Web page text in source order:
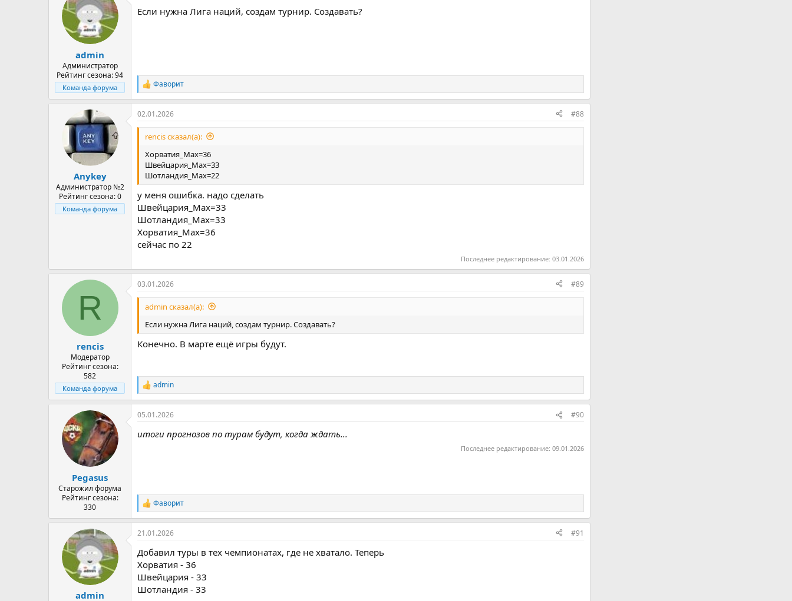
и
admin
Администратор
Рейтинг сезона: 94
Команда форума
Если нужна Лига наций, создам турнир. Создавать?
Р
е
а
к
ц
и
Фаворит
Anykey
Администратор №2
Рейтинг сезона: 0
Команда форума
02.01.2026 #88
rencis сказал(а):
Хорватия_Max=36
Швейцария_Max=33
Шотландия_Max=22
у меня ошибка. надо сделать
Швейцария_Max=33
Шотландия_Max=33
Хорватия_Max=36
сейчас по 22
Последнее редактирование: 03.01.2026
R
rencis
Модератор
Рейтинг сезона:
582
Команда форума
03.01.2026 #89
admin сказал(а):
Если нужна Лига наций, создам турнир. Создавать?
Конечно. В марте ещё игры будут.
Р
е
а
к
и
admin
Pegasus
Старожил форума
Рейтинг сезона:
330
05.01.2026 #90
итоги прогнозов по турам будут, когда ждать...
Последнее редактирование: 09.01.2026
Р
е
а
к
и
и
:
Фаворит
admin
21.01.2026 #91
Добавил туры в тех чемпионатах, где не хватало. Теперь
Хорватия - 36
Швейцария - 33
Шотландия - 33